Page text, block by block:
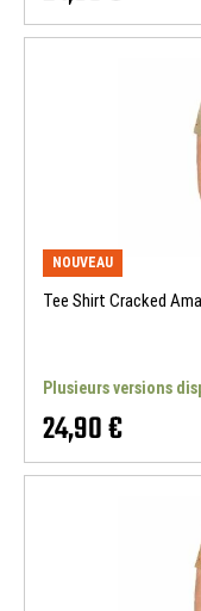
NOUVEAU
Tee Shirt Cracked
Plusieurs versions
24,90 €